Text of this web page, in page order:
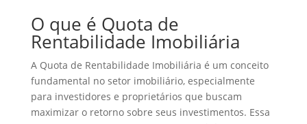
O que é Quota de
Rentabilidade Imobiliária
A Quota de Rentabilidade Imobiliária é um conceito
fundamental no setor imobiliário, especialmente
para investidores e proprietários que buscam
maximizar o retorno sobre seus investimentos. Essa